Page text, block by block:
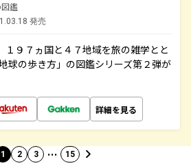
鑑
発売
９７ヵ国と４７地域を旅の雑学とと
球の歩き方」の図鑑シリーズ第２弾が
詳細を見る
1 2 3 … 15